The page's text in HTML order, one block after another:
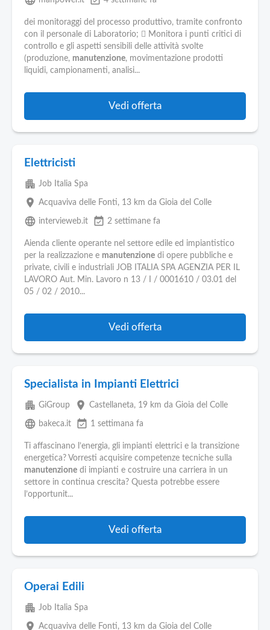
dei monitoraggi del processo produttivo, tramite confronto
con il personale di Laboratorio;  Monitora i punti critici di
controllo e gli aspetti sensibili delle attività svolte
(produzione, manutenzione, movimentazione prodotti
liquidi, campionamenti, analisi...
Vedi offerta
Elettricisti
apartment Job Italia Spa
place Acquaviva delle Fonti, 13 km da Gioia del Colle
language intervieweb.it event_available 2 settimane fa
Aienda cliente operante nel settore edile ed impiantistico
per la realizzazione e manutenzione di opere pubbliche e
private, civili e industriali JOB ITALIA SPA AGENZIA PER IL
LAVORO Aut. Min. Lavoro n 13 / I / 0001610 / 03.01 del
05 / 02 / 2010...
Vedi offerta
Specialista in Impianti Elettrici
apartment GiGroup place Castellaneta, 19 km da Gioia del Colle
language bakeca.it event_available 1 settimana fa
Ti affascinano l’energia, gli impianti elettrici e la transizione
energetica? Vorresti acquisire competenze tecniche sulla
manutenzione di impianti e costruire una carriera in un
settore in continua crescita? Questa potrebbe essere
l’opportunit...
Vedi offerta
Operai Edili
apartment Job Italia Spa
place Acquaviva delle Fonti, 13 km da Gioia del Colle